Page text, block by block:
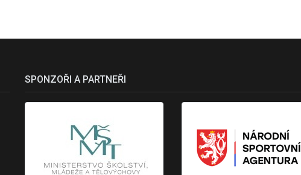
SPONZOŘI A PARTNEŘI